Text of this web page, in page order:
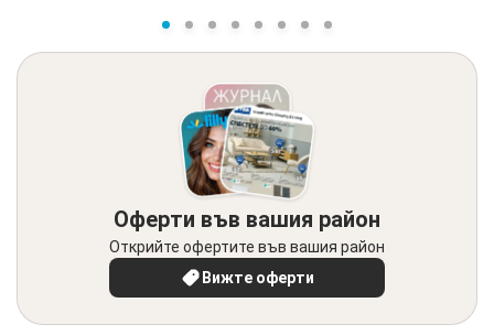
Оферти във вашия район
Открийте офертите във вашия район
Вижте оферти